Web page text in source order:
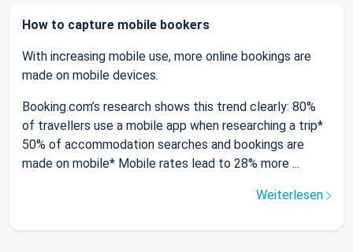
How to capture mobile bookers
With increasing mobile use, more online bookings are
made on mobile devices.
Booking.com’s research shows this trend clearly: 80%
of travellers use a mobile app when researching a trip*
50% of accommodation searches and bookings are
made on mobile* Mobile rates lead to 28% more ...
Weiterlesen